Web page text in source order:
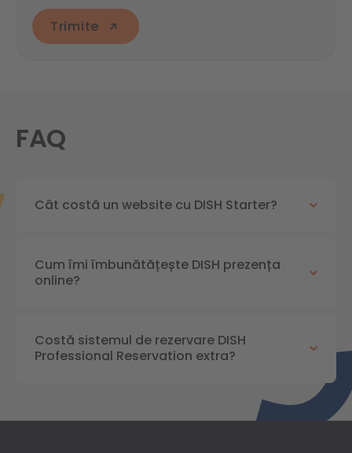
Trimite
FAQ
Cât costă un website cu DISH Starter?
Cum îmi îmbunătățește DISH prezența
online?
Costă sistemul de rezervare DISH
Professional Reservation extra?